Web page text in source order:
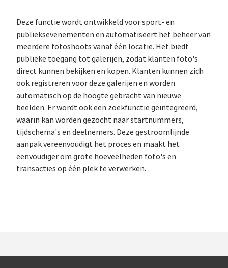
Deze functie wordt ontwikkeld voor sport- en
publieksevenementen en automatiseert het beheer van
meerdere fotoshoots vanaf één locatie. Het biedt
publieke toegang tot galerijen, zodat klanten foto's
direct kunnen bekijken en kopen. Klanten kunnen zich
ook registreren voor deze galerijen en worden
automatisch op de hoogte gebracht van nieuwe
beelden. Er wordt ook een zoekfunctie geïntegreerd,
waarin kan worden gezocht naar startnummers,
tijdschema's en deelnemers. Deze gestroomlijnde
aanpak vereenvoudigt het proces en maakt het
eenvoudiger om grote hoeveelheden foto's en
transacties op één plek te verwerken.